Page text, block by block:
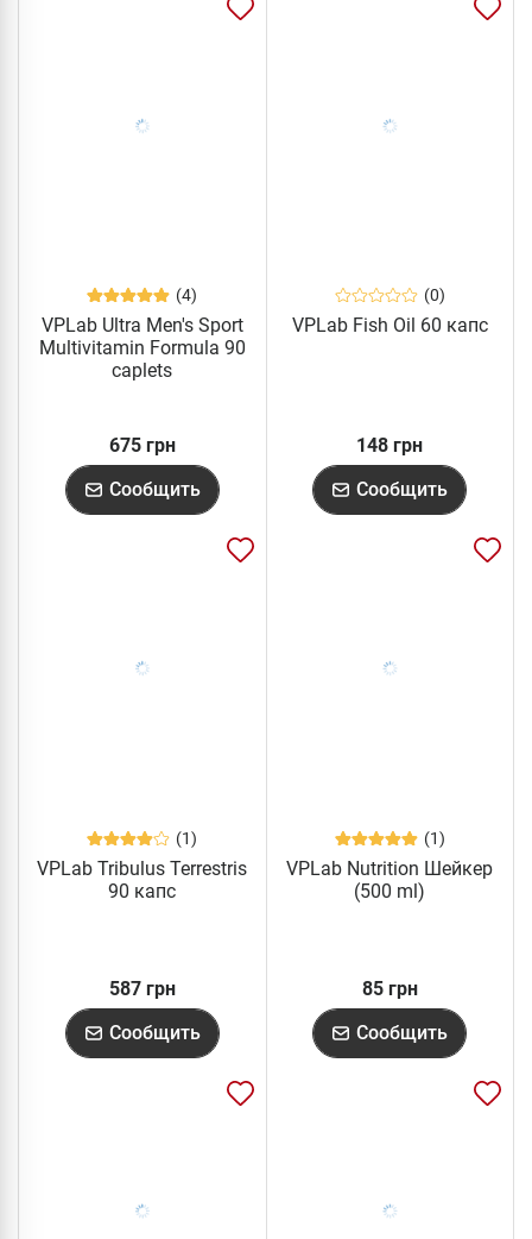
(4)
VPLab Ultra Men's Sport
Multivitamin Formula 90
caplets
675 грн
Сообщить
(0)
VPLab Fish Oil 60 капс
148 грн
Сообщить
(1)
VPLab Tribulus Terrestris
90 капс
587 грн
Сообщить
(1)
VPLab Nutrition Шейкер
(500 ml)
85 грн
Сообщить